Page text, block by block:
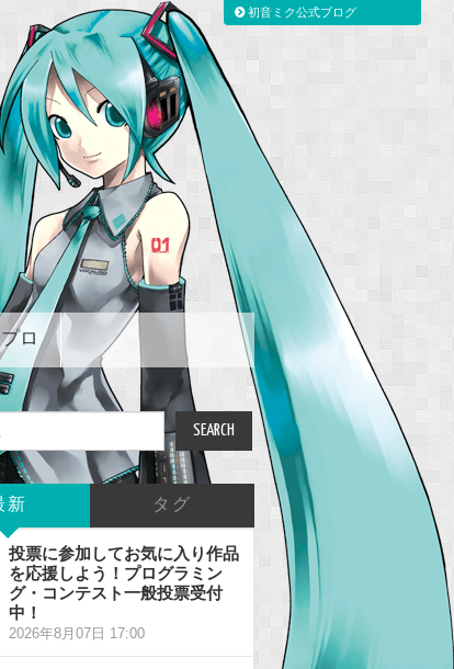
ロ
新 タグ
投票に参加してお気に入り作品
を応援しよう！プログラミン
グ・コンテスト一般投票受付
中！
2026年8月07日 17:00
初音ミク公式ブログ